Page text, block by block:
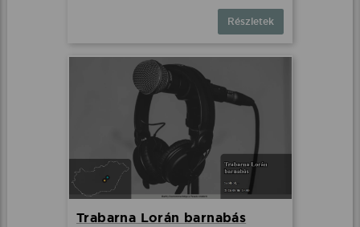
Részletek
Trabarna Lorán barnabás